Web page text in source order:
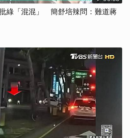
綠「混混」 簡舒培辣問：難道蔣